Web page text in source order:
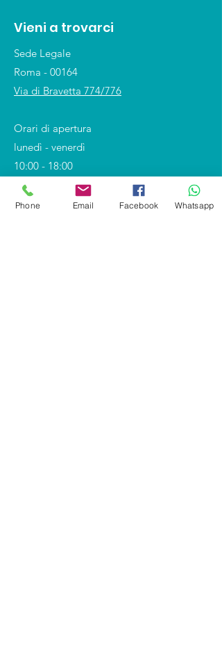
Vieni a trovarci
Sede Legale
Roma - 00164
Via di Bravetta 774/776
Orari di apertura
lunedì - venerdì
10:00 - 18:00
Phone Email Facebook Whatsapp